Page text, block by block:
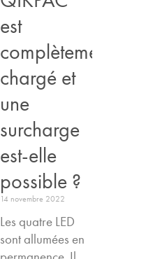
est
complètement
chargé et
une
surcharge
est-elle
possible ?
14 novembre 2022
Les quatre LED
sont allumées en